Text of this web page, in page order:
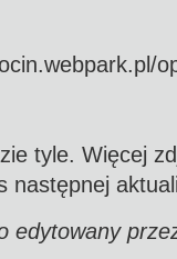
tyle. Więcej
następnej
edytowany